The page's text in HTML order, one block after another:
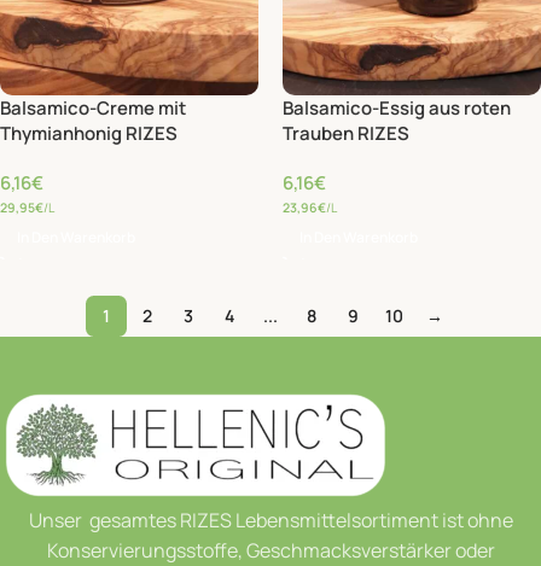
Balsamico-Creme mit
Thymianhonig RIZES
6,16€
29,95€/L
Balsamico-Essig aus roten
Trauben RIZES
6,16€
23,96€/L
1 2 3 4 ... 8 9 10 →
Unser gesamtes RIZES Lebensmittelsortiment ist ohne
Konservierungsstoffe, Geschmacksverstärker oder